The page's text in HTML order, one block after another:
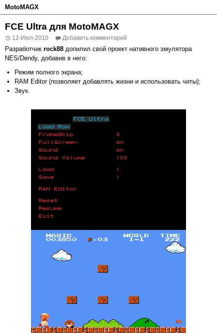
MotoMAGX
FCE Ultra для MotoMAGX
12-Июл-2010 Добавить комментарий
Разработчик rock88 допилил свой проект нативного эмулятора
NES/Dendy, добавив в него:
Режим полного экрана;
RAM Editor (позволяет добавлять жизни и использовать читы);
Звук.